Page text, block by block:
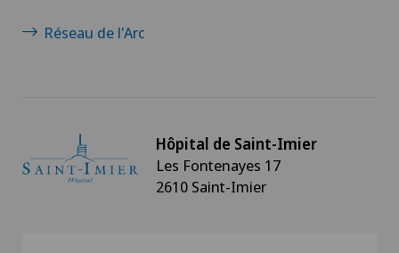
Réseau de l'Arc
Hôpital de Saint-Imier
Les Fontenayes 17
2610 Saint-Imier